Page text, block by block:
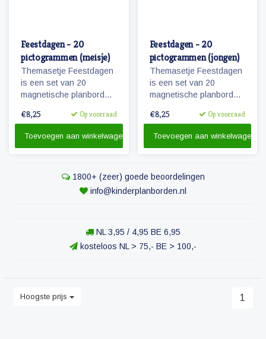
Feestdagen - 20
pictogrammen (meisje)
Themasetje Feestdagen
is een set van 20
magnetische planbord
€8,25 Op voorraad
Toevoegen aan winkelwagen
Feestdagen - 20
pictogrammen (jongen)
Themasetje Feestdagen
is een set van 20
magnetische planbord
€8,25 Op voorraad
Toevoegen aan winkelwagen
1800+ (zeer) goede beoordelingen
info@kinderplanborden.nl
NL 3,95 / 4,95 BE 6,95
kosteloos NL > 75,- BE > 100,-
Hoogste prijs 1